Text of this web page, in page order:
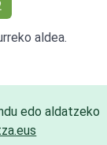
aldea.
edo aldatzeko